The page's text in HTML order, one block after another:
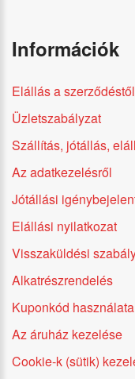
Információk
Elállás a szerződéstől
Üzletszabályzat
Szállítás, jótállás,
Az adatkezelésről
Jótállási
Elállási nyilatkozat
Visszaküldési
Alkatrészrendelés
Kuponkód használata
Az áruház kezelése
Cookie-k (sütik)